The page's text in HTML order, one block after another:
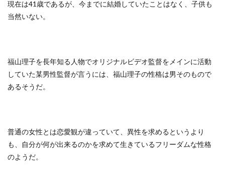
現在は41歳であるが、今までに結婚していたことはなく、子供も
当然いない。
福山理子を長年知る人物でオリジナルビデオ監督をメインに活動
していた某男性監督が言うには、福山理子の性格は男そのもので
あるそうだ。
普通の女性とは恋愛観が違っていて、異性を求めるというより
も、自分が何が出来るのかを求めて生きているフリーダムな性格
のようだ。